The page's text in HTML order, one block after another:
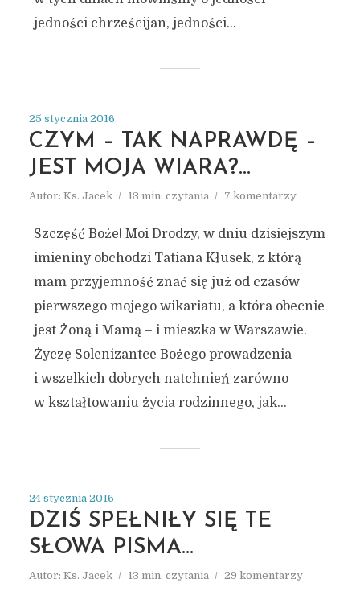
jedności chrześcijan, jedności...
25 stycznia 2016
CZYM – TAK NAPRAWDĘ –
JEST MOJA WIARA?…
Autor: Ks. Jacek 13 min. czytania 7 komentarzy
Szczęść Boże! Moi Drodzy, w dniu dzisiejszym
imieniny obchodzi Tatiana Kłusek, z którą
mam przyjemność znać się już od czasów
pierwszego mojego wikariatu, a która obecnie
jest Żoną i Mamą – i mieszka w Warszawie.
Życzę Solenizantce Bożego prowadzenia
i wszelkich dobrych natchnień zarówno
w kształtowaniu życia rodzinnego, jak...
24 stycznia 2016
DZIŚ SPEŁNIŁY SIĘ TE
SŁOWA PISMA…
Autor: Ks. Jacek 13 min. czytania 29 komentarzy